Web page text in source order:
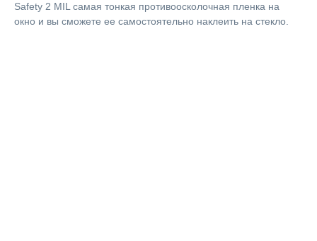
Safety 2 MIL самая тонкая противоосколочная пленка на
окно и вы сможете ее самостоятельно наклеить на стекло.